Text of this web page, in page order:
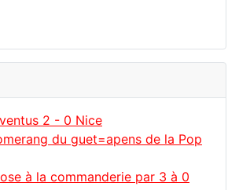
2 - 0 Nice
du guet=apens de la Pop
à la commanderie par 3 à 0